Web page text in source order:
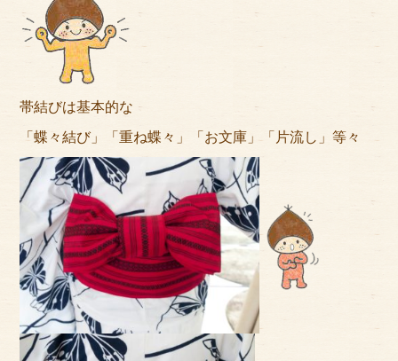
帯結びは基本的な
「蝶々結び」「重ね蝶々」「お文庫」「片流し」等々